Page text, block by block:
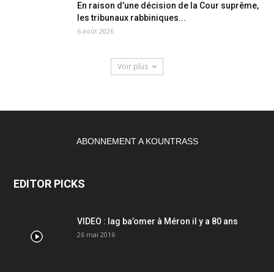
En raison d’une décision de la Cour suprême,
les tribunaux rabbiniques...
6 août 2026
Voir plus
ABONNEMENT A KOUNTRASS
EDITOR PICKS
VIDEO : lag ba’omer à Méron il y a 80 ans
26 mai 2016